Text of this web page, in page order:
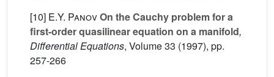
[10] E.Y. PanovOn the Cauchy problem for a
first-order quasilinear equation on a manifold,
Differential Equations, Volume 33 (1997), pp.
257-266